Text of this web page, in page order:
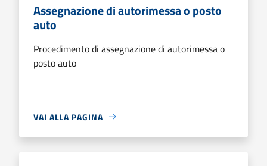
Assegnazione di autorimessa o posto
auto
Procedimento di assegnazione di autorimessa o
posto auto
VAI ALLA PAGINA